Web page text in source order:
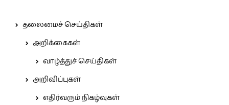
தலைமைச் செய்திகள்
அறிக்கைகள்
வாழ்த்துச் செய்திகள்
அறிவிப்புகள்
எதிர்வரும் நிகழ்வுகள்